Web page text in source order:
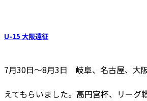
U-15 大阪遠征
7月30日～8月3日 岐阜、名古屋、大
えてもらいました。高円宮杯、リーグ